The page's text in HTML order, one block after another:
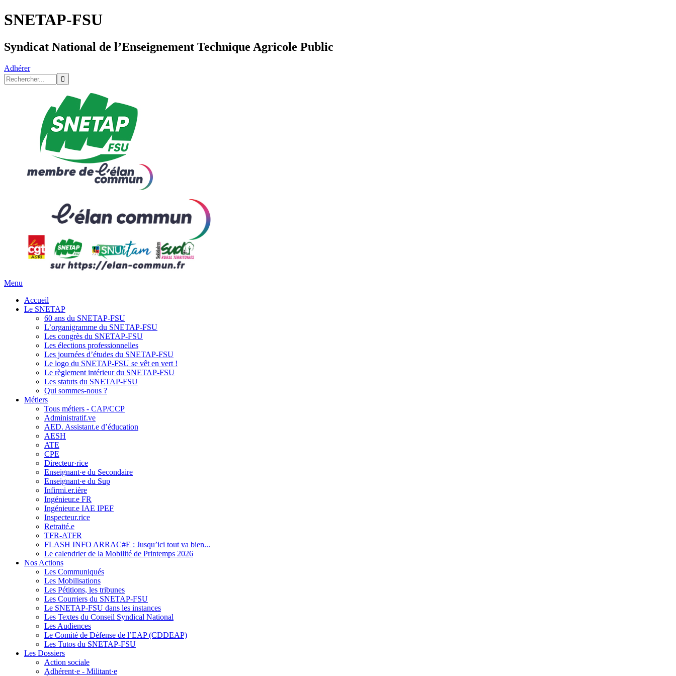
SNETAP-FSU
Syndicat National de l’Enseignement Technique Agricole Public
Adhérer
Menu
Accueil
Le SNETAP
60 ans du SNETAP-FSU
L’organigramme du SNETAP-FSU
Les congrès du SNETAP-FSU
Les élections professionnelles
Les journées d’études du SNETAP-FSU
Le logo du SNETAP-FSU se vêt en vert !
Le règlement intérieur du SNETAP-FSU
Les statuts du SNETAP-FSU
Qui sommes-nous ?
Métiers
Tous métiers - CAP/CCP
Administratif.ve
AED. Assistant.e d’éducation
AESH
ATE
CPE
Directeur·rice
Enseignant·e du Secondaire
Enseignant·e du Sup
Infirmi.er.ière
Ingénieur.e FR
Ingénieur.e IAE IPEF
Inspecteur.rice
Retraité.e
TFR-ATFR
FLASH INFO ARRAC#E : Jusqu’ici tout va bien...
Le calendrier de la Mobilité de Printemps 2026
Nos Actions
Les Communiqués
Les Mobilisations
Les Pétitions, les tribunes
Les Courriers du SNETAP-FSU
Le SNETAP-FSU dans les instances
Les Textes du Conseil Syndical National
Les Audiences
Le Comité de Défense de l’EAP (CDDEAP)
Les Tutos du SNETAP-FSU
Les Dossiers
Action sociale
Adhérent·e - Militant·e